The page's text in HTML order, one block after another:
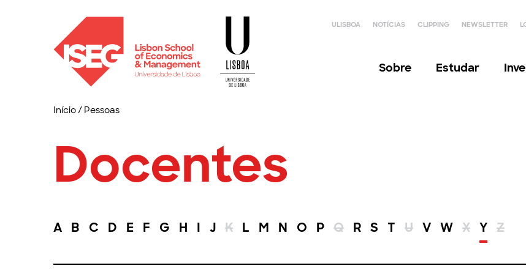
ULISBOA NOTÍCIAS CLIPPING NEWSLETTER
Sobre Estudar
Início/ Pessoas
Docentes
A B C D E F G H I J K L M N O P Q R S T U V W X Y Z